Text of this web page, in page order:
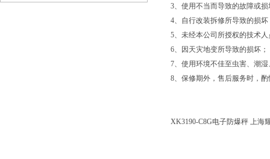
3、使用不当而导致的故障或损
4、自行改装拆修所导致的损坏
5、未经本公司所授权的技术
6、因天灾地变所导致的损坏；
7、使用环境不佳至虫害、潮
8、保修期外，售后服务时，
XK3190-C8G电子防爆秤 上海